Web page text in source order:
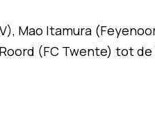
Mao Itamura
(FC Twente) tot